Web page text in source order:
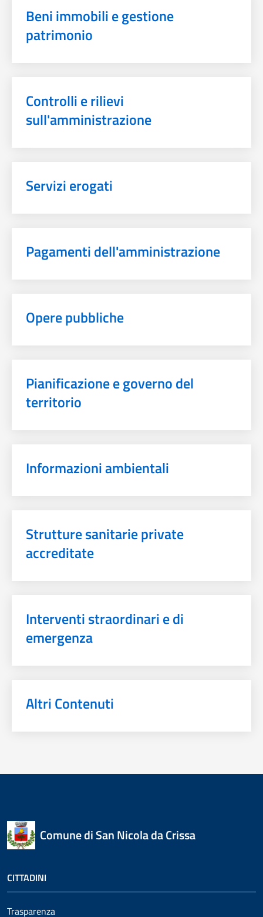
Beni immobili e gestione
patrimonio
Controlli e rilievi
sull'amministrazione
Servizi erogati
Pagamenti dell'amministrazione
Opere pubbliche
Pianificazione e governo del
territorio
Informazioni ambientali
Strutture sanitarie private
accreditate
Interventi straordinari e di
emergenza
Altri Contenuti
Comune di San Nicola da Crissa
CITTADINI
Trasparenza